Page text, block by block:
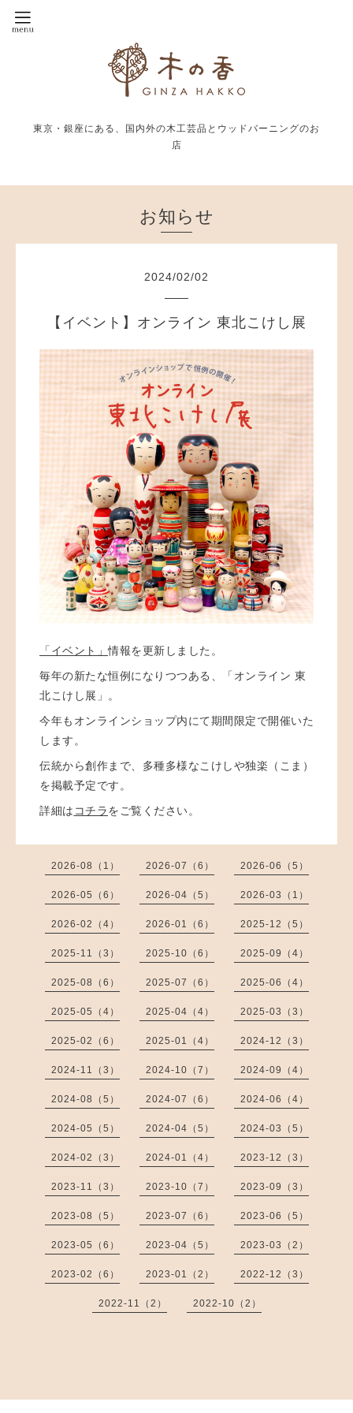
東京・銀座にある、国内外の木工芸品とウッドバーニングのお
店
お知らせ
2024/02/02
【イベント】オンライン 東北こけし展
「イベント」情報を更新しました。
毎年の新たな恒例になりつつある、「オンライン 東
北こけし展」。
今年もオンラインショップ内にて期間限定で開催いた
します。
伝統から創作まで、多種多様なこけしや独楽（こま）
を掲載予定です。
詳細は コチラをご覧ください。
2026-08（1） 2026-07（6） 2026-06（5）
2026-05（6） 2026-04（5） 2026-03（1）
2026-02（4） 2026-01（6） 2025-12（5）
2025-11（3） 2025-10（6） 2025-09（4）
2025-08（6） 2025-07（6） 2025-06（4）
2025-05（4） 2025-04（4） 2025-03（3）
2025-02（6） 2025-01（4） 2024-12（3）
2024-11（3） 2024-10（7） 2024-09（4）
2024-08（5） 2024-07（6） 2024-06（4）
2024-05（5） 2024-04（5） 2024-03（5）
2024-02（3） 2024-01（4） 2023-12（3）
2023-11（3） 2023-10（7） 2023-09（3）
2023-08（5） 2023-07（6） 2023-06（5）
2023-05（6） 2023-04（5） 2023-03（2）
2023-02（6） 2023-01（2） 2022-12（3）
2022-11（2） 2022-10（2）